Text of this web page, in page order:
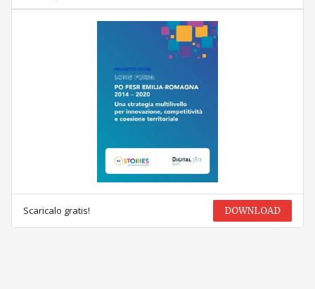
Scaricalo gratis! DOWNLOAD